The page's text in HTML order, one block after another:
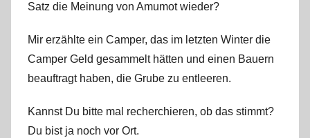
Satz die Meinung von Amumot wieder?
Mir erzählte ein Camper, das im letzten Winter die
Camper Geld gesammelt hätten und einen Bauern
beauftragt haben, die Grube zu entleeren.
Kannst Du bitte mal recherchieren, ob das stimmt?
Du bist ja noch vor Ort.